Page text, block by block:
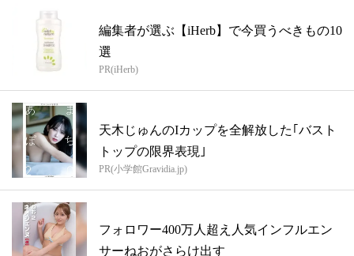
編集者が選ぶ【iHerb】で今買うべきもの10
選
PR(iHerb)
天木じゅんのIカップを全解放した｢バスト
トップの限界表現｣
PR(小学館Gravidia.jp)
フォロワー400万人超え人気インフルエン
サーねおがさらけ出す